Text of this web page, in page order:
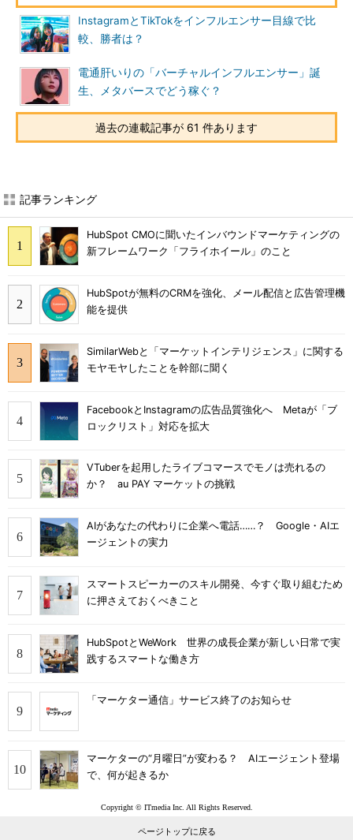
InstagramとTikTokをインフルエンサー目線で比
較、勝者は？
電通肝いりの「バーチャルインフルエンサー」誕
生、メタバースでどう稼ぐ？
過去の連載記事が 61 件あります
記事ランキング
HubSpot CMOに聞いたインバウンドマーケティングの
新フレームワーク「フライホイール」のこと
HubSpotが無料のCRMを強化、メール配信と広告管理機
能を提供
SimilarWebと「マーケットインテリジェンス」に関する
モヤモヤしたことを幹部に聞く
FacebookとInstagramの広告品質強化へ Metaが「ブ
ロックリスト」対応を拡大
VTuberを起用したライブコマースでモノは売れるの
か？ au PAY マーケットの挑戦
AIがあなたの代わりに企業へ電話……？ Google・AIエ
ージェントの実力
スマートスピーカーのスキル開発、今すぐ取り組むため
に押さえておくべきこと
HubSpotとWeWork 世界の成長企業が新しい日常で実
践するスマートな働き方
「マーケター通信」サービス終了のお知らせ
マーケターの“月曜日”が変わる？ AIエージェント登場
で、何が起きるか
Copyright © ITmedia Inc. All Rights Reserved.
ページトップに戻る